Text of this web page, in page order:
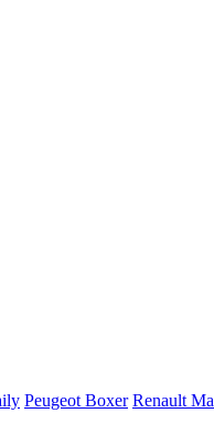
Peugeot Boxer Renault